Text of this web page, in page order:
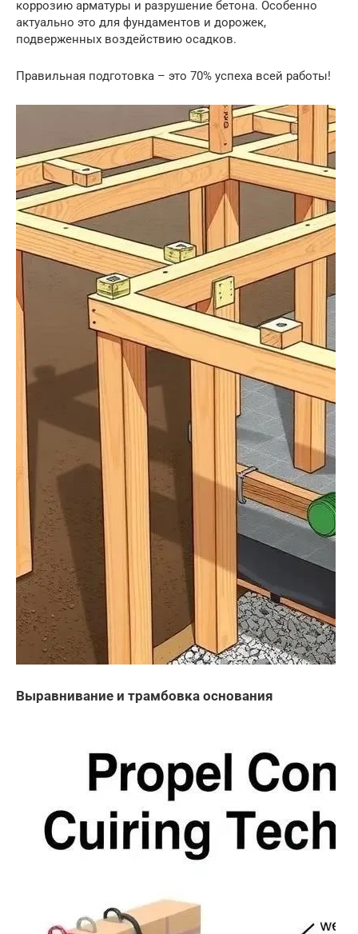
коррозию арматуры и разрушение бетона. Особенно
актуально это для фундаментов и дорожек,
подверженных воздействию осадков.
Правильная подготовка – это 70% успеха всей работы!
Выравнивание и трамбовка основания